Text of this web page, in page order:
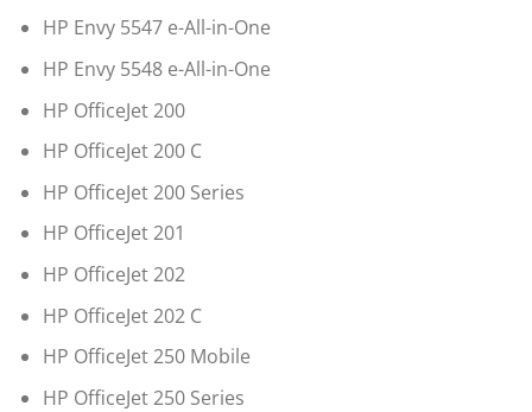
HP Envy 5547 e-All-in-One
HP Envy 5548 e-All-in-One
HP OfficeJet 200
HP OfficeJet 200 C
HP OfficeJet 200 Series
HP OfficeJet 201
HP OfficeJet 202
HP OfficeJet 202 C
HP OfficeJet 250 Mobile
HP OfficeJet 250 Series